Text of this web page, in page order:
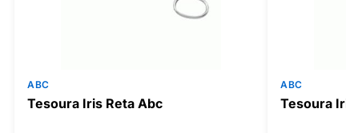
ABC
Tesoura Iris Reta Abc
ABC
Tesoura